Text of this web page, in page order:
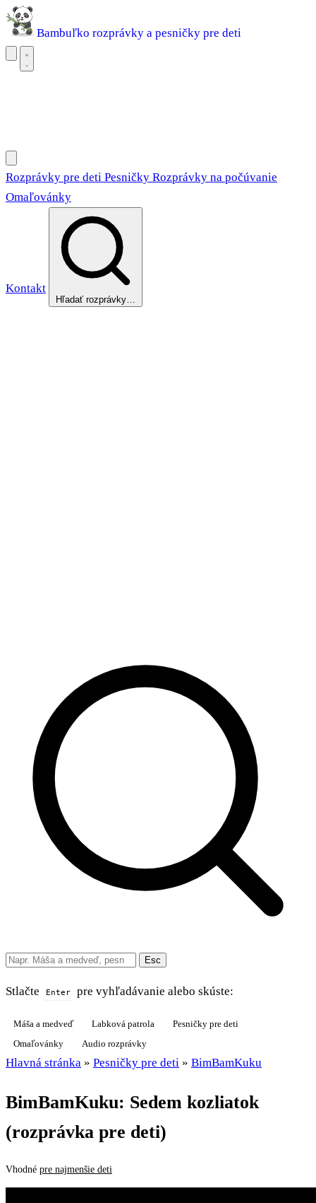
Bambuľko rozprávky a pesničky pre deti
Rozprávky pre deti Pesničky Rozprávky na počúvanie
Omaľovánky
Kontakt
Hľadať rozprávky…
Esc
Stlačte Enter pre vyhľadávanie alebo skúste:
Máša a medveď Labková patrola
Pesničky pre deti
Omaľovánky
Audio rozprávky
Hlavná stránka » Pesničky pre deti » BimBamKuku
BimBamKuku: Sedem kozliatok
(rozprávka pre deti)
Vhodné pre najmenšie deti